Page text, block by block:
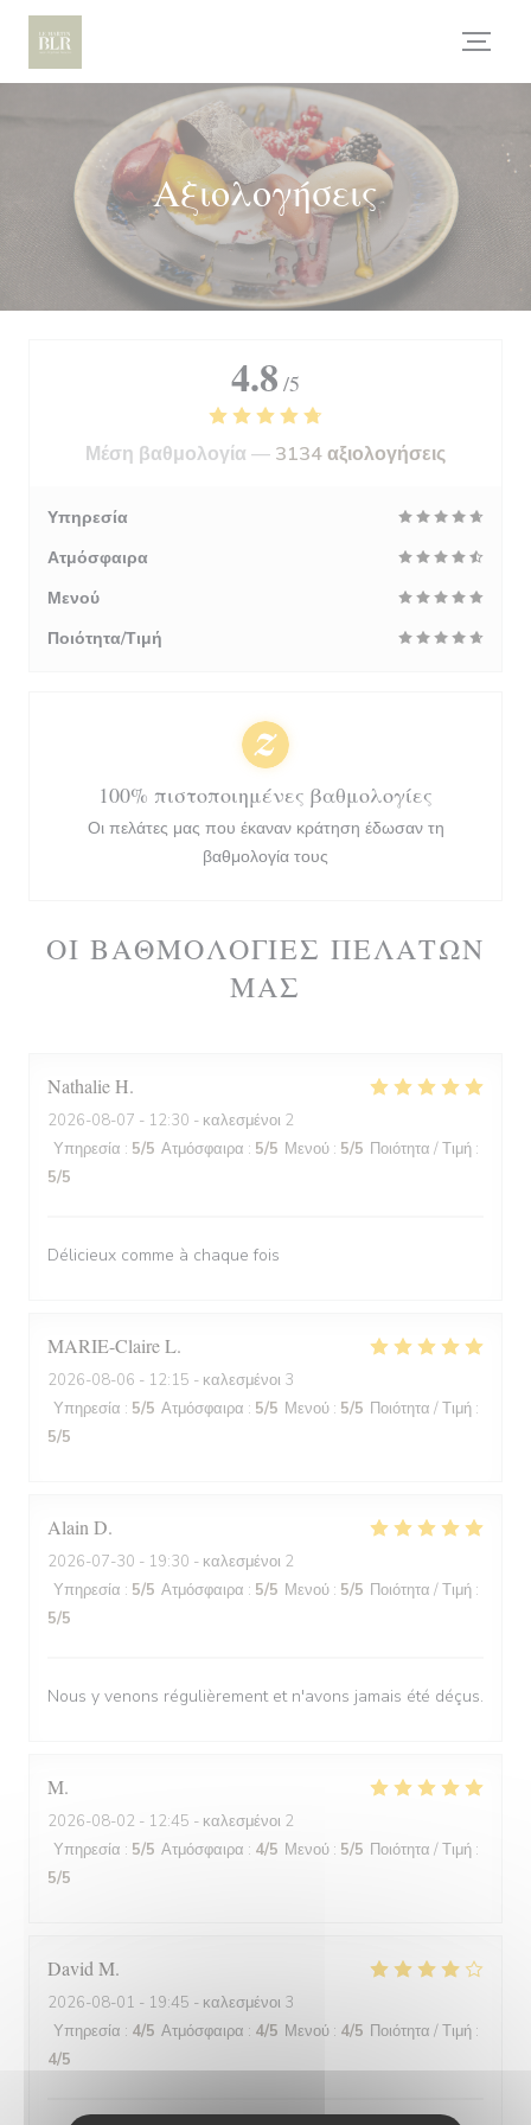
Πίνακας διαχείρισης "Μπισκότων" (Cookies)
Αξιολογήσεις
ΟΙ ΒΑΘΜΟΛΟΓΊΕΣ ΠΕΛΑΤΏΝ
ΜΑΣ
NathalieH
2026-08-07 - 12:30 - καλεσμένοι 2
Υπηρεσία : 5/5 Ατμόσφαιρα : 5/5 Μενού : 5/5 Ποιότητα / Τιμή :
5/5
Délicieux comme à chaque fois
MARIE-ClaireL
2026-08-06 - 12:15 - καλεσμένοι 3
Υπηρεσία : 5/5 Ατμόσφαιρα : 5/5 Μενού : 5/5 Ποιότητα / Τιμή :
5/5
Alain D
2026-07-30 - 19:30 - καλεσμένοι 2
Υπηρεσία : 5/5 Ατμόσφαιρα : 5/5 Μενού : 5/5 Ποιότητα / Τιμή :
5/5
Nous y venons régulièrement et n'avons jamais été déçus.
M
2026-08-02 - 12:45 - καλεσμένοι 2
Υπηρεσία : 5/5 Ατμόσφαιρα : 4/5 Μενού : 5/5 Ποιότητα / Τιμή :
5/5
David M
2026-08-01 - 19:45 - καλεσμένοι 3
Υπηρεσία : 4/5 Ατμόσφαιρα : 4/5 Μενού : 4/5 Ποιότητα / Τιμή :
4/5
4.8 /5
Μέση βαθμολογία — 3134 αξιολογήσεις
Υπηρεσία
Ατμόσφαιρα
Μενού
Ποιότητα/Τιμή
100% πιστοποιημένες βαθμολογίες
Οι πελάτες μας που έκαναν κράτηση έδωσαν τη
βαθμολογία τους